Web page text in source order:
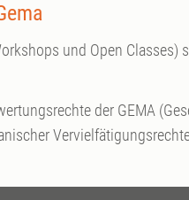
und Open Classes)
der GEMA